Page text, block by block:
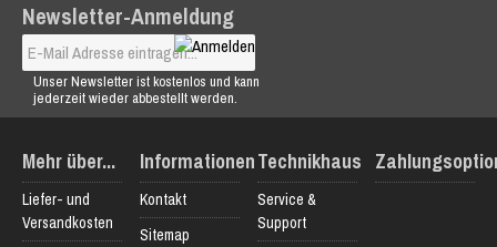
Newsletter-Anmeldung
Unser Newsletter ist kostenlos und kann
jederzeit wieder abbestellt werden.
Mehr über...
Liefer- und
Versandkosten
Informationen
Kontakt
Sitemap
Technikhaus
Service &
Support